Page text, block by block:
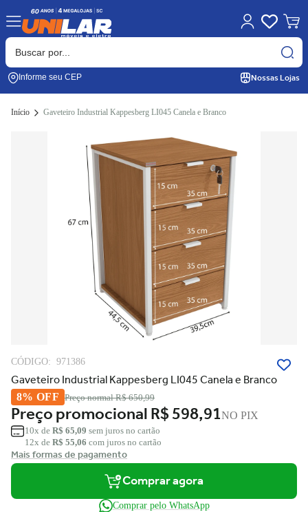
Informe seu CEP Nossas Lojas
Início Gaveteiro Industrial Kappesberg LI045 Canela e Branco
CÓDIGO: 971386
Gaveteiro Industrial Kappesberg LI045 Canela e Branco
8% OFF Preço normalR$ 650,99
Preço promocionalR$ 598,91NO PIX
10x de R$ 65,09 sem juros no cartão
12x de R$ 55,06 com juros no cartão
Mais formas de pagamento
Comprar agora
Comprar pelo WhatsApp